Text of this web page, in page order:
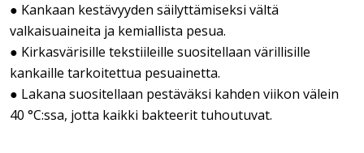
● Kankaan kestävyyden säilyttämiseksi vältä
valkaisuaineita ja kemiallista pesua.
● Kirkasvärisille tekstiileille suositellaan värillisille
kankaille tarkoitettua pesuainetta.
● Lakana suositellaan pestäväksi kahden viikon välein
40 °C:ssa, jotta kaikki bakteerit tuhoutuvat.